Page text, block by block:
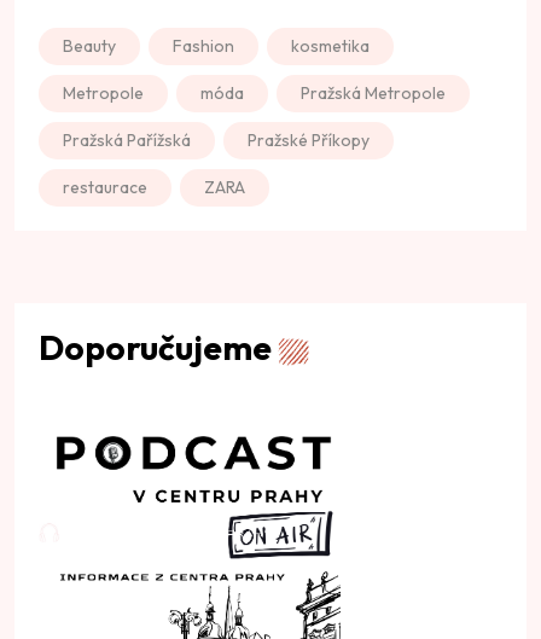
Beauty Fashion kosmetika
Metropole móda Pražská Metropole
Pražská Pařížská Pražské Příkopy
restaurace ZARA
Doporučujeme